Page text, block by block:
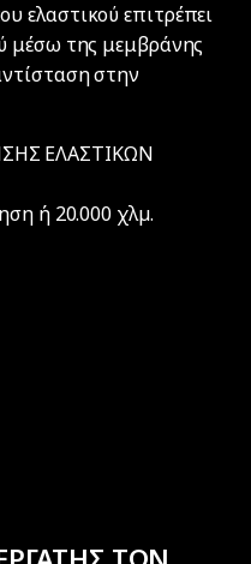
ελαστικού επιτρέπει
μέσω της μεμβράνης
στην
ΕΛΑΣΤΙΚΩΝ
ή 20.000 χλµ.